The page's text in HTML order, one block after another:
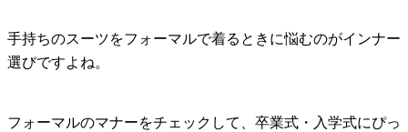
手持ちのスーツをフォーマルで着るときに悩むのがインナー
選びですよね。
フォーマルのマナーをチェックして、卒業式・入学式にぴっ